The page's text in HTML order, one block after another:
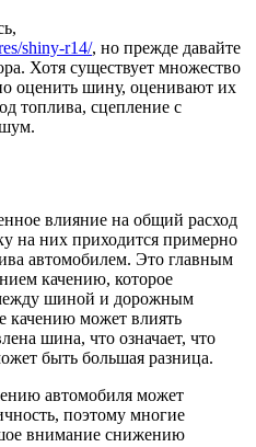
shiny-r14/, но прежде давайте
Хотя существует множество
оценить шину, оценивают их
топлива, сцепление с
влияние на общий расход
на них приходится примерно
автомобилем. Это главным
качению, которое
шиной и дорожным
качению может влиять
шина, что означает, что
быть большая разница.
автомобиля может
поэтому многие
внимание снижению